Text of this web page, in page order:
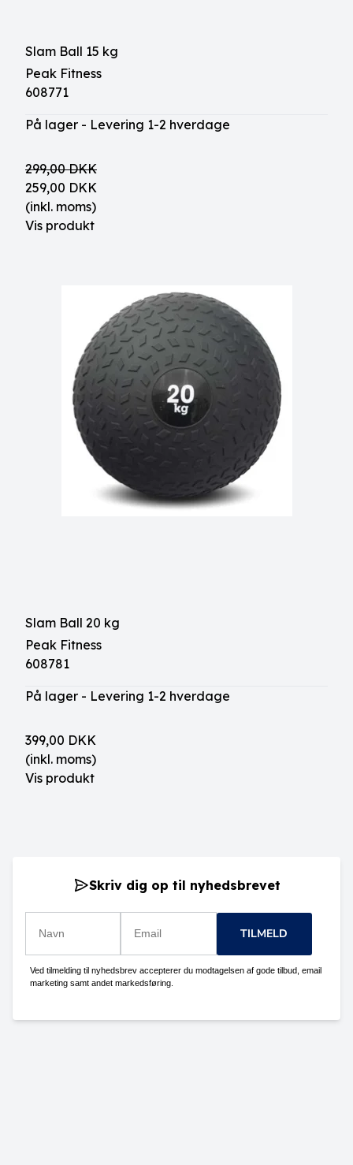
Slam Ball 15 kg
Peak Fitness
608771
På lager - Levering 1-2 hverdage
299,00 DKK
259,00 DKK
(inkl. moms)
Vis produkt
Slam Ball 20 kg
Peak Fitness
608781
På lager - Levering 1-2 hverdage
399,00 DKK
(inkl. moms)
Vis produkt
Skriv dig op til nyhedsbrevet
TILMELD
Ved tilmelding til nyhedsbrev accepterer du modtagelsen af gode tilbud, email
marketing samt andet markedsføring.